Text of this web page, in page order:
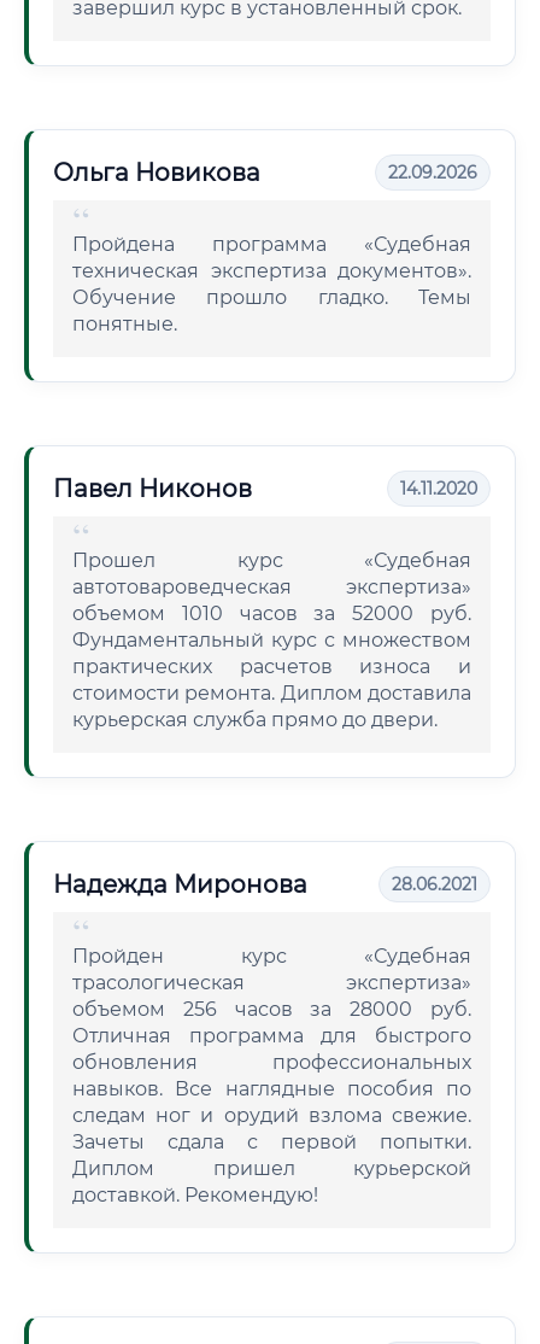
завершил курс в установленный срок.
Ольга Новикова 22.09.2026
Пройдена программа «Судебная
техническая экспертиза документов».
Обучение прошло гладко. Темы
понятные.
Павел Никонов 14.11.2020
Прошел курс «Судебная
автотовароведческая экспертиза»
объемом 1010 часов за 52000 руб.
Фундаментальный курс с множеством
практических расчетов износа и
стоимости ремонта. Диплом доставила
курьерская служба прямо до двери.
Надежда Миронова 28.06.2021
Пройден курс «Судебная
трасологическая экспертиза»
объемом 256 часов за 28000 руб.
Отличная программа для быстрого
обновления профессиональных
навыков. Все наглядные пособия по
следам ног и орудий взлома свежие.
Зачеты сдала с первой попытки.
Диплом пришел курьерской
доставкой. Рекомендую!